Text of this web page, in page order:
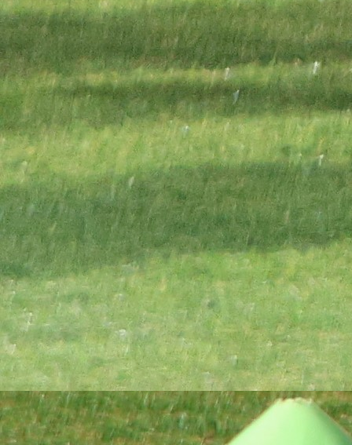
Najčitanije Najnovije
A Selekcija
Sve je gotovo: Edin Džeko donio
odluku, evo gdje nastavlja
1 sedmica 6 dan
A Selekcija
Ovo niko nije očekivao: Nikola
Vasilj iznenadio izborom novog
kluba!
3 sedmica 6 dan
A Selekcija